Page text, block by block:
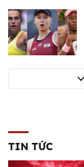
TIN TỨC